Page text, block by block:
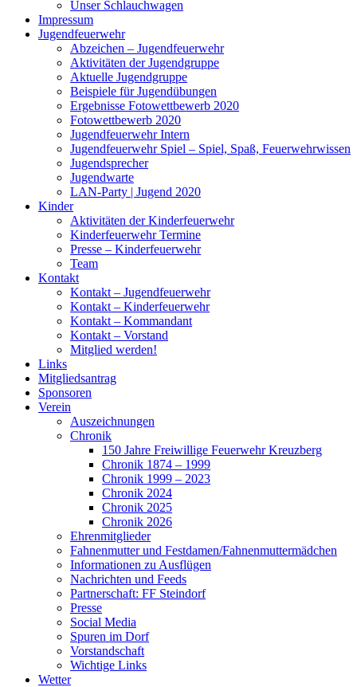
Unser Schlauchwagen
Impressum
Jugendfeuerwehr
Abzeichen – Jugendfeuerwehr
Aktivitäten der Jugendgruppe
Aktuelle Jugendgruppe
Beispiele für Jugendübungen
Ergebnisse Fotowettbewerb 2020
Fotowettbewerb 2020
Jugendfeuerwehr Intern
Jugendfeuerwehr Spiel – Spiel, Spaß, Feuerwehrwissen
Jugendsprecher
Jugendwarte
LAN-Party | Jugend 2020
Kinder
Aktivitäten der Kinderfeuerwehr
Kinderfeuerwehr Termine
Presse – Kinderfeuerwehr
Team
Kontakt
Kontakt – Jugendfeuerwehr
Kontakt – Kinderfeuerwehr
Kontakt – Kommandant
Kontakt – Vorstand
Mitglied werden!
Links
Mitgliedsantrag
Sponsoren
Verein
Auszeichnungen
Chronik
150 Jahre Freiwillige Feuerwehr Kreuzberg
Chronik 1874 – 1999
Chronik 1999 – 2023
Chronik 2024
Chronik 2025
Chronik 2026
Ehrenmitglieder
Fahnenmutter und Festdamen/Fahnenmuttermädchen
Informationen zu Ausflügen
Nachrichten und Feeds
Partnerschaft: FF Steindorf
Presse
Social Media
Spuren im Dorf
Vorstandschaft
Wichtige Links
Wetter